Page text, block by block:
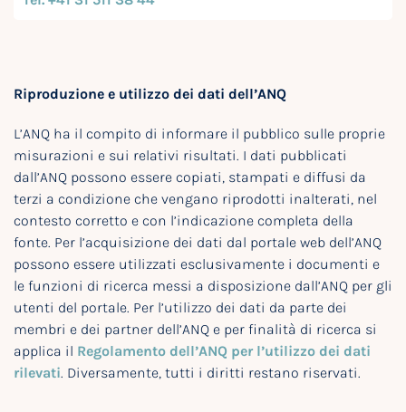
Riproduzione e utilizzo dei dati dell’ANQ
L’ANQ ha il compito di informare il pubblico sulle proprie
misurazioni e sui relativi risultati. I dati pubblicati
dall’ANQ possono essere copiati, stampati e diffusi da
terzi a condizione che vengano riprodotti inalterati, nel
contesto corretto e con l’indicazione completa della
fonte. Per l’acquisizione dei dati dal portale web dell’ANQ
possono essere utilizzati esclusivamente i documenti e
le funzioni di ricerca messi a disposizione dall’ANQ per gli
utenti del portale. Per l’utilizzo dei dati da parte dei
membri e dei partner dell’ANQ e per finalità di ricerca si
applica il Regolamento dell’ANQ per l’utilizzo dei dati
rilevati. Diversamente, tutti i diritti restano riservati.